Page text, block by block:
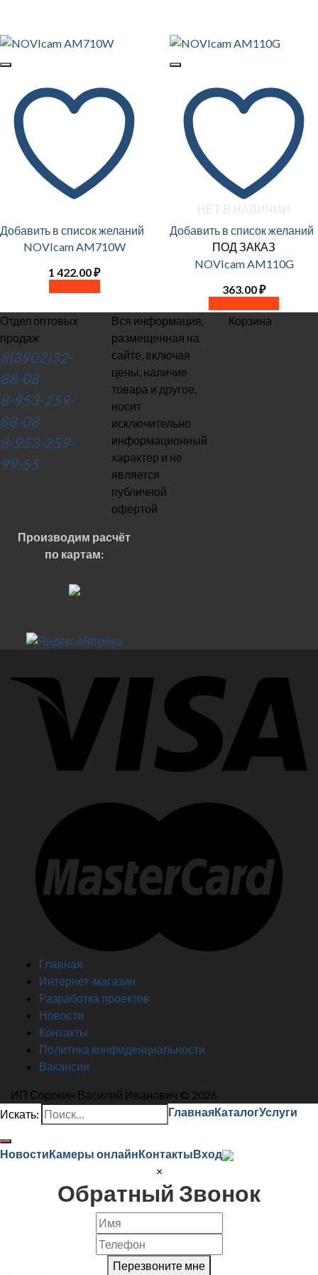
Добавить в список желаний
NOVIcam AM710W
1 422.00₽
Добавить в список желаний
НЕТ В НАЛИЧИИ
ПОД ЗАКАЗ
NOVIcam AM110G
363.00₽
Отдел оптовых
продаж
8(3902)32-
88-08
8-953-259-
88-08
8-953-259-
99-55
Вся информация,
размещенная на
сайте, включая
цены, наличие
товара и другое,
носит
исключительно
информационный
характер и не
является
публичной
офертой
Корзина
Производим расчёт
по картам:
Главная
Интернет-магазин
Разработка проектов
Новости
Контакты
Политика конфиденциальности
Вакансии
ИП Сорокин Василий Иванович © 2026
Искать:
ГлавнаяКаталогУслуги
НовостиКамеры онлайнКонтактыВход
×
Обратный Звонок
Перезвоните мне